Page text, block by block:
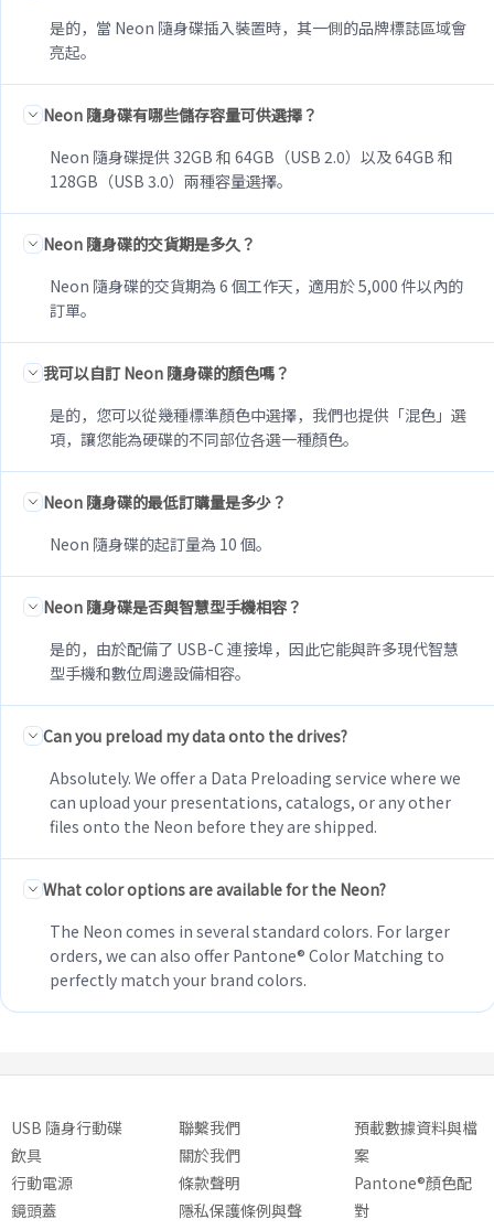
是的，當 Neon 隨身碟插入裝置時，其一側的品牌標誌區域會
亮起。
Neon 隨身碟有哪些儲存容量可供選擇？
Neon 隨身碟提供 32GB 和 64GB（USB 2.0）以及 64GB 和
128GB（USB 3.0）兩種容量選擇。
Neon 隨身碟的交貨期是多久？
Neon 隨身碟的交貨期為 6 個工作天，適用於 5,000 件以內的
訂單。
我可以自訂 Neon 隨身碟的顏色嗎？
是的，您可以從幾種標準顏色中選擇，我們也提供「混色」選
項，讓您能為硬碟的不同部位各選一種顏色。
Neon 隨身碟的最低訂購量是多少？
Neon 隨身碟的起訂量為 10 個。
Neon 隨身碟是否與智慧型手機相容？
是的，由於配備了 USB-C 連接埠，因此它能與許多現代智慧
型手機和數位周邊設備相容。
Can you preload my data onto the drives?
Absolutely. We offer a Data Preloading service where we
can upload your presentations, catalogs, or any other
files onto the Neon before they are shipped.
What color options are available for the Neon?
The Neon comes in several standard colors. For larger
orders, we can also offer Pantone® Color Matching to
perfectly match your brand colors.
USB 隨身行動碟
飲具
行動電源
鏡頭蓋
聯繫我們
關於我們
條款聲明
隱私保護條例與聲
預載數據資料與檔
案
Pantone®顏色配
對